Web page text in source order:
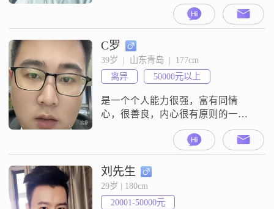
入在8001到12000元之间##3002##我
的性格比较乐观积极，平时为人真
诚可靠##3002##在感情和生活中，
我觉得家庭为重，也一直坚持信任
至上，希望能和另一半真诚相待
##3002##遇到事情我比较反感冷
战，
C罗
39岁  |  山东青岛  |  177cm
离异
50000元以上
是一个个人能力很强，富有同情
心，很善良，内心很有原则的一个
刘先生
29岁 | 180cm
20001-50000元